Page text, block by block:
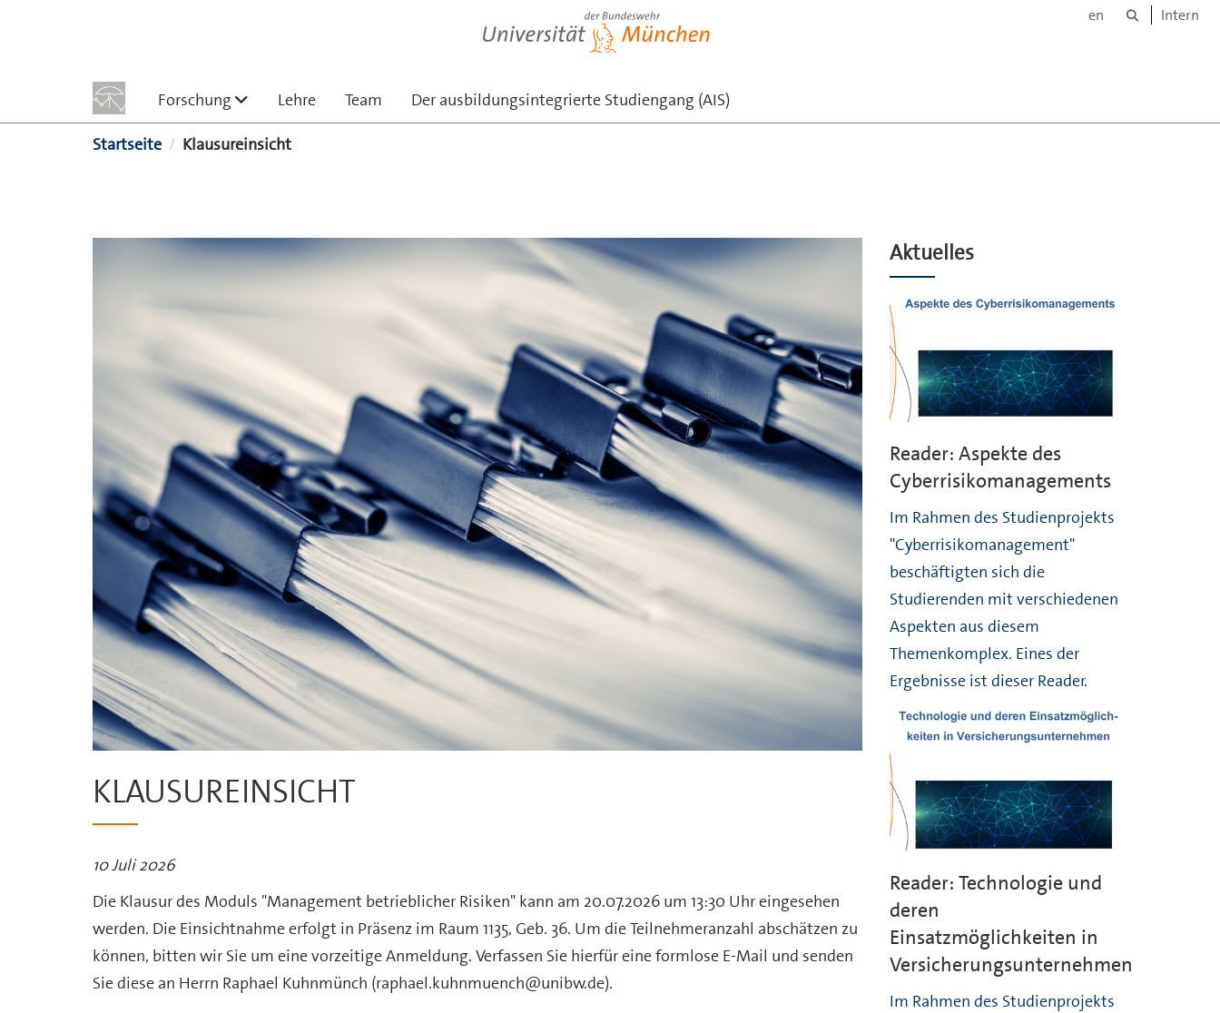
en Intern
Forschung Untermenü ausklappen
Lehre Team
Der ausbildungsintegrierte Studiengang (AIS)
Sie sind hier
Startseite Klausureinsicht
KLAUSUREINSICHT
10 Juli 2026
Die Klausur des Moduls "Management betrieblicher Risiken" kann am 20.07.2026 um 13:30 Uhr eingesehen
werden. Die Einsichtnahme erfolgt in Präsenz im Raum 1135, Geb. 36. Um die Teilnehmeranzahl abschätzen zu
können, bitten wir Sie um eine vorzeitige Anmeldung. Verfassen Sie hierfür eine formlose E-Mail und senden
Sie diese an Herrn Raphael Kuhnmünch (raphael.kuhnmuench@unibw.de).
Aktuelles
Reader: Aspekte des
Cyberrisikomanagements
Im Rahmen des Studienprojekts
"Cyberrisikomanagement"
beschäftigten sich die
Studierenden mit verschiedenen
Aspekten aus diesem
Themenkomplex. Eines der
Ergebnisse ist dieser Reader.
Reader: Technologie und
deren
Einsatzmöglichkeiten in
Versicherungsunternehmen
Im Rahmen des Studienprojekts